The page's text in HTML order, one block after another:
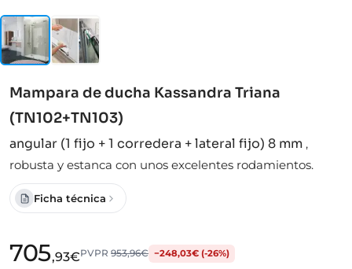
Mampara de ducha Kassandra Triana
(TN102+TN103)
angular (1 fijo + 1 corredera + lateral fijo) 8 mm ,
robusta y estanca con unos excelentes rodamientos.
Ficha técnica
705,93€PVPR953,96€ −248,03€ (-26%)